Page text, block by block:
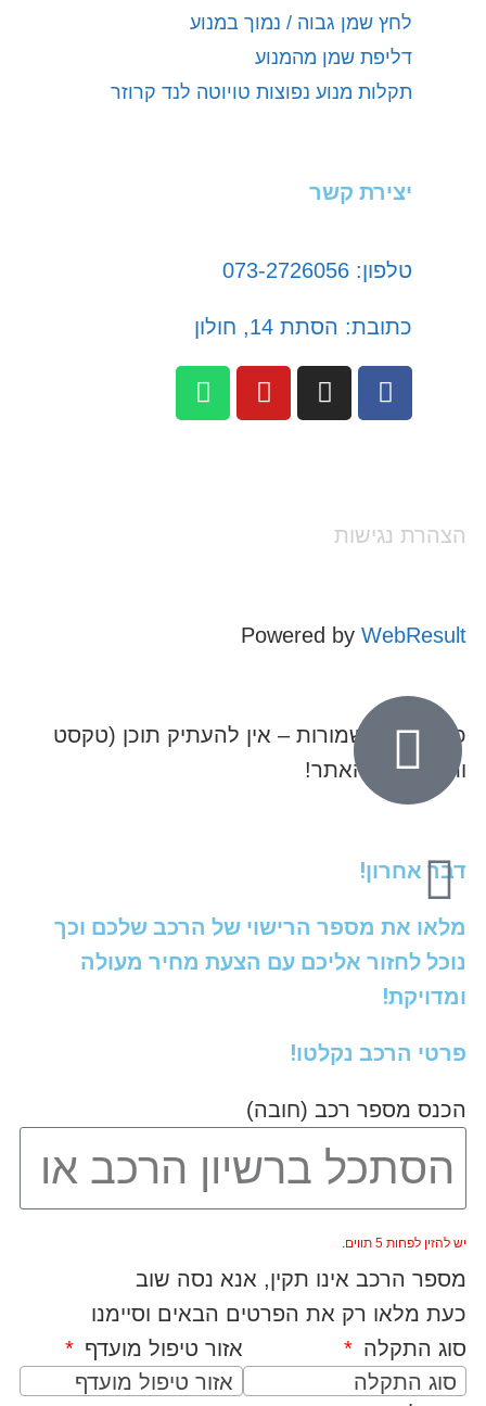
לחץ שמן גבוה / נמוך במנוע
דליפת שמן מהמנוע
תקלות מנוע נפוצות טויוטה לנד קרוזר
יצירת קשר
טלפון: 073-2726056
כתובת: הסתת 14, חולון
הצהרת נגישות
Powered byWebResult
כל הזכויות שמורות – אין להעתיק תוכן (טקסט
ותמונות) מהאתר!
דבר אחרון!
מלאו את מספר הרישוי של הרכב שלכם וכך
נוכל לחזור אליכם עם הצעת מחיר מעולה
ומדויקת!
פרטי הרכב נקלטו!
הכנס מספר רכב (חובה)
יש להזין לפחות 5 תווים.
מספר הרכב אינו תקין, אנא נסה שוב
כעת מלאו רק את הפרטים הבאים וסיימנו
סוג התקלה
סוג התקלה
אזור טיפול מועדף
אזור טיפול מועדף